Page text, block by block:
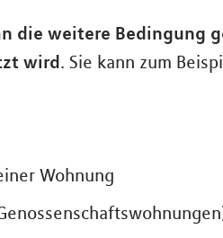
die weitere Bedingung
wird. Sie kann zum
Wohnung